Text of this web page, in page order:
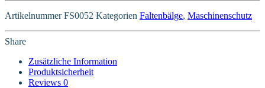
Artikelnummer FS0052 Kategorien Faltenbälge, Maschinenschutz
Share
Zusätzliche Information
Produktsicherheit
Reviews 0